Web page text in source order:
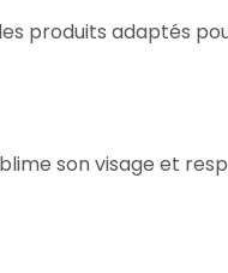
produits adaptés
son visage et